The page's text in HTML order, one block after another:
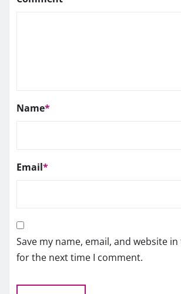
Name*
Email*
Save my name, email, and website
for the next time I comment.